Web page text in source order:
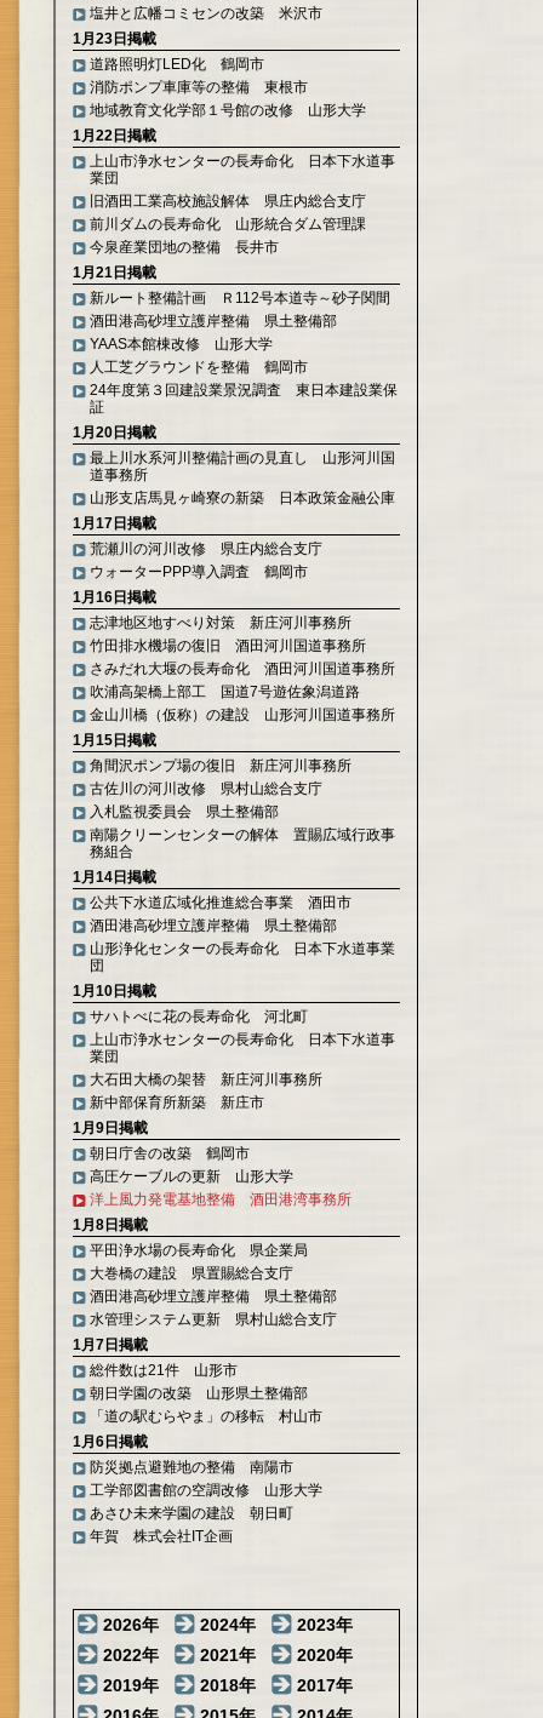
塩井と広幡コミセンの改築 米沢市
1月23日掲載
道路照明灯LED化 鶴岡市
消防ポンプ車庫等の整備 東根市
地域教育文化学部１号館の改修 山形大学
1月22日掲載
上山市浄水センターの長寿命化 日本下水道事
業団
旧酒田工業高校施設解体 県庄内総合支庁
前川ダムの長寿命化 山形統合ダム管理課
今泉産業団地の整備 長井市
1月21日掲載
新ルート整備計画 Ｒ112号本道寺～砂子関間
酒田港高砂埋立護岸整備 県土整備部
YAAS本館棟改修 山形大学
人工芝グラウンドを整備 鶴岡市
24年度第３回建設業景況調査 東日本建設業保
証
1月20日掲載
最上川水系河川整備計画の見直し 山形河川国
道事務所
山形支店馬見ヶ崎寮の新築 日本政策金融公庫
1月17日掲載
荒瀬川の河川改修 県庄内総合支庁
ウォーターPPP導入調査 鶴岡市
1月16日掲載
志津地区地すべり対策 新庄河川事務所
竹田排水機場の復旧 酒田河川国道事務所
さみだれ大堰の長寿命化 酒田河川国道事務所
吹浦高架橋上部工 国道7号遊佐象潟道路
金山川橋（仮称）の建設 山形河川国道事務所
1月15日掲載
角間沢ポンプ場の復旧 新庄河川事務所
古佐川の河川改修 県村山総合支庁
入札監視委員会 県土整備部
南陽クリーンセンターの解体 置賜広域行政事
務組合
1月14日掲載
公共下水道広域化推進総合事業 酒田市
酒田港高砂埋立護岸整備 県土整備部
山形浄化センターの長寿命化 日本下水道事業
団
1月10日掲載
サハトべに花の長寿命化 河北町
上山市浄水センターの長寿命化 日本下水道事
業団
大石田大橋の架替 新庄河川事務所
新中部保育所新築 新庄市
1月9日掲載
朝日庁舎の改築 鶴岡市
高圧ケーブルの更新 山形大学
洋上風力発電基地整備 酒田港湾事務所
1月8日掲載
平田浄水場の長寿命化 県企業局
大巻橋の建設 県置賜総合支庁
酒田港高砂埋立護岸整備 県土整備部
水管理システム更新 県村山総合支庁
1月7日掲載
総件数は21件 山形市
朝日学園の改築 山形県土整備部
「道の駅むらやま」の移転 村山市
1月6日掲載
防災拠点避難地の整備 南陽市
工学部図書館の空調改修 山形大学
あさひ未来学園の建設 朝日町
年賀 株式会社IT企画
2026年 2024年
2023年
2022年
2021年
2020年
2019年
2018年
2017年